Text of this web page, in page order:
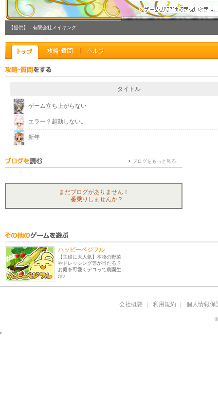
【提供】 : 有限会社メイキング
タイトル
ゲーム立ち上がらない
エラー？起動しない。
新年
まだブログがありません！
一番乗りしませんか？
ブログをもっと見る
ハッピーベジフル
【主婦に大人気】本物の野菜
やドレッシング等が当たる!?
お庭を可愛くデコって農園生
活♪
会社概要 利用規約 個人情報保